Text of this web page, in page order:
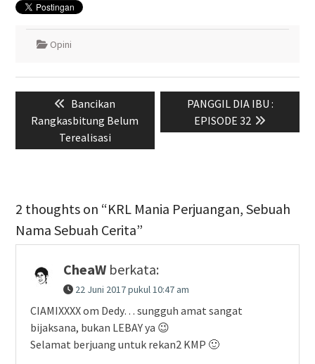
Opini
Navigasi
Previous
post:
Bancikan
Rangkasbitung Belum
Terealisasi
Next
post:
PANGGIL DIA IBU :
EPISODE 32
2 thoughts on “KRL Mania Perjuangan, Sebuah
Nama Sebuah Cerita”
CheaW berkata:
22 Juni 2017 pukul 10:47 am
CIAMIXXXX om Dedy… sungguh amat sangat
bijaksana, bukan LEBAY ya 😉
Selamat berjuang untuk rekan2 KMP 🙂